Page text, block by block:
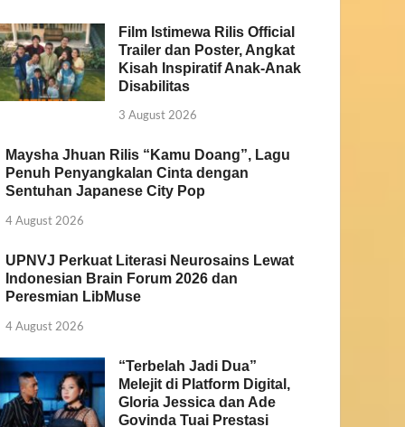
Film Istimewa Rilis Official
Trailer dan Poster, Angkat
Kisah Inspiratif Anak-Anak
Disabilitas
3 August 2026
Maysha Jhuan Rilis “Kamu Doang”, Lagu
Penuh Penyangkalan Cinta dengan
Sentuhan Japanese City Pop
4 August 2026
UPNVJ Perkuat Literasi Neurosains Lewat
Indonesian Brain Forum 2026 dan
Peresmian LibMuse
4 August 2026
“Terbelah Jadi Dua”
Melejit di Platform Digital,
Gloria Jessica dan Ade
Govinda Tuai Prestasi